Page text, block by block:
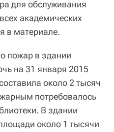
для обслуживания
академических
в материале.
пожар в здании
на 31 января 2015
около 2 тысяч
потребовалось
В здании
около 1 тысячи